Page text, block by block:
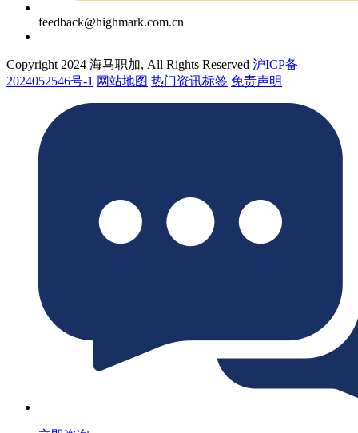
feedback@highmark.com.cn
Copyright 2024 海马职加, All Rights Reserved 沪ICP备
2024052546号-1 网站地图 热门资讯标签 免责声明